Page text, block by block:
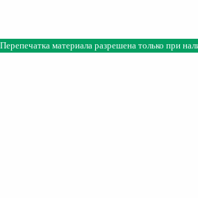
Перепечатка материала разрешена только при